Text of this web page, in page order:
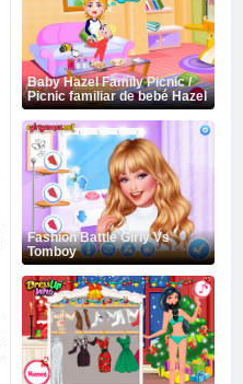
Baby Hazel Family Picnic /
Picnic familiar de bebé Hazel
Fashion Battle Girly Vs
Tomboy